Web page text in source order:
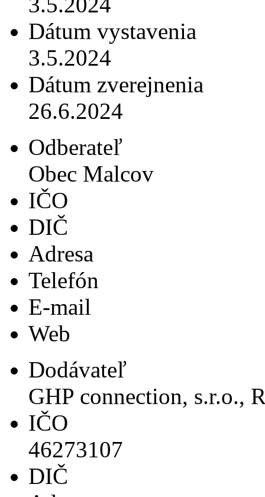
Dátum vystavenia
3.5.2024
Dátum zverejnenia
26.6.2024
Odberateľ
Obec Malcov
IČO
DIČ
Adresa
Telefón
E-mail
Web
Dodávateľ
GHP connection, s.r.o.,
IČO
46273107
DIČ